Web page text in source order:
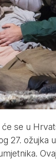
se u
27.